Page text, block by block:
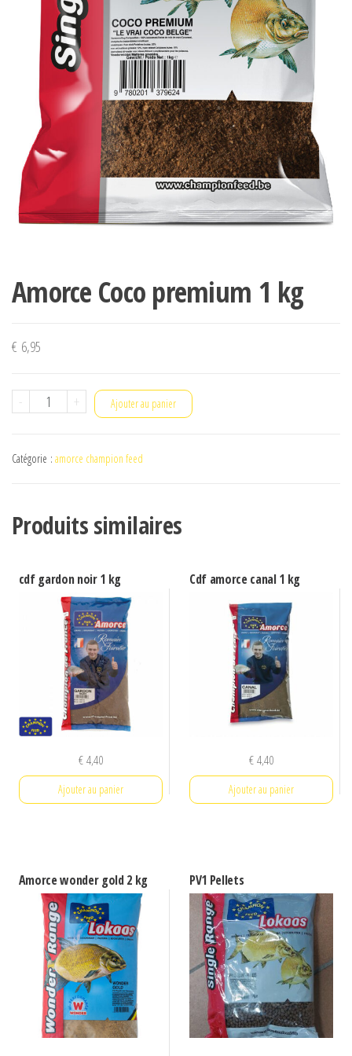
Amorce Coco premium 1 kg
€ 6,95
-
quantité
Coco
kg
+ Ajouter au panier
Catégorie : amorce champion feed
Produits similaires
cdf gardon noir 1 kg
€4,40
Ajouter au panier
Cdf amorce canal 1 kg
€4,40
Ajouter au panier
Amorce wonder gold 2 kg PV1 Pellets